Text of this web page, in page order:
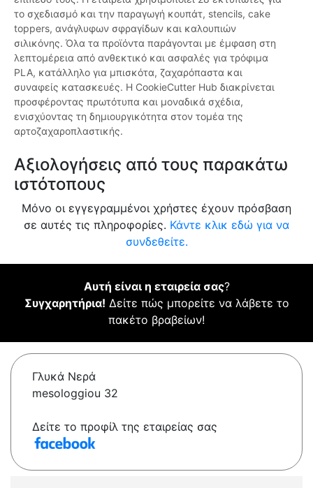
το σχεδιασμό και την παραγωγή κουπάτ, stencils, cake
toppers, ανάγλυφων σφραγίδων και καλουπιών
σιλικόνης. Όλα τα προϊόντα παράγονται με έμφαση στη
λεπτομέρεια από ανθεκτικό και ασφαλές για τρόφιμα
PLA, κατάλληλο για μπισκότα, ζαχαρόπαστα και
συναφείς κατασκευές. Η CookieCutter Hub διακρίνεται
προσφέροντας πρωτότυπα και μοναδικά σχέδια,
ενισχύοντας τη δημιουργικότητα στον τομέα της
αρτοζαχαροπλαστικής.
Αξιολογήσεις από τους παρακάτω
ιστότοπους
Μόνο οι εγγεγραμμένοι χρήστες έχουν πρόσβαση
σε αυτές τις πληροφορίες. Κάντε κλικ εδώ για να
συνδεθείτε.
Αυτή είναι η εταιρεία σας?
Συγχαρητήρια! Δείτε πώς μπορείτε να λάβετε το
πακέτο βραβείων!
Γλυκά Νερά
mesologgiou 32
Δείτε το προφίλ της εταιρείας σας